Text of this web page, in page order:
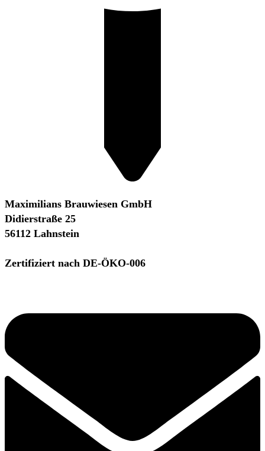
Maximilians Brauwiesen GmbH
Didierstraße 25
56112 Lahnstein
Zertifiziert nach DE-ÖKO-006